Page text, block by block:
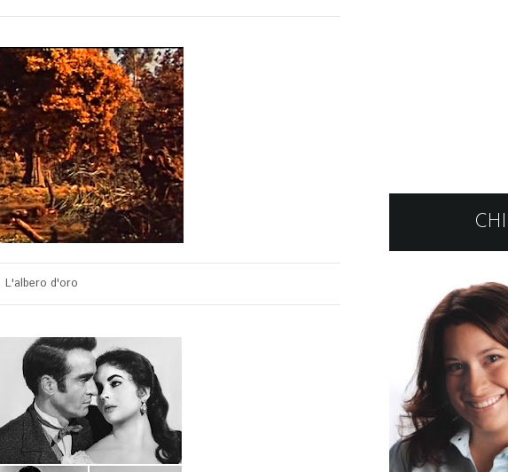
L'albero d'oro